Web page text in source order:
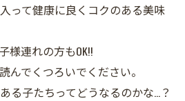
って健康に良くコクのある美味
様連れの方もOK!!
んでくつろいでください。
る子たちってどうなるのかな…？